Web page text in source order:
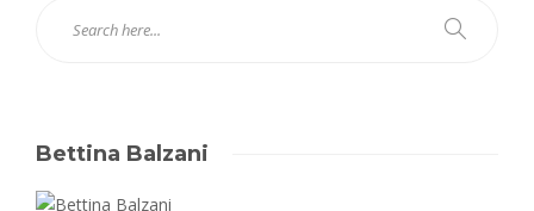
Bettina Balzani